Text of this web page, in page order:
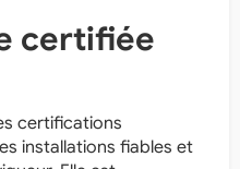
certifiée
certifications
installations fiables et